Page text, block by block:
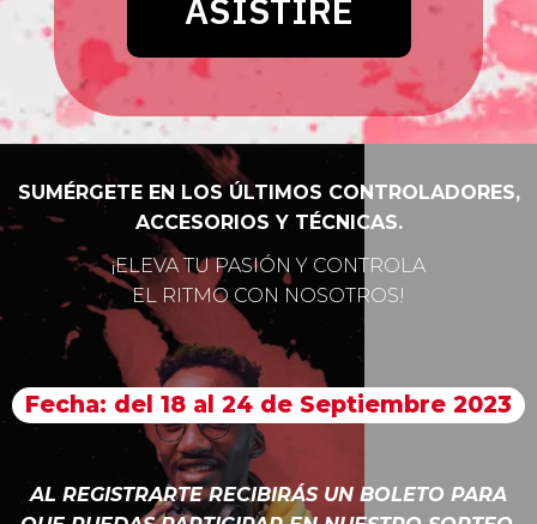
SUMÉRGETE EN LOS ÚLTIMOS CONTROLADORES,
ACCESORIOS Y TÉCNICAS.
¡ELEVA TU PASIÓN Y CONTROLA
EL RITMO CON NOSOTROS!
Fecha: del 18 al 24 de Septiembre 2023
AL REGISTRARTE RECIBIRÁS UN BOLETO PARA